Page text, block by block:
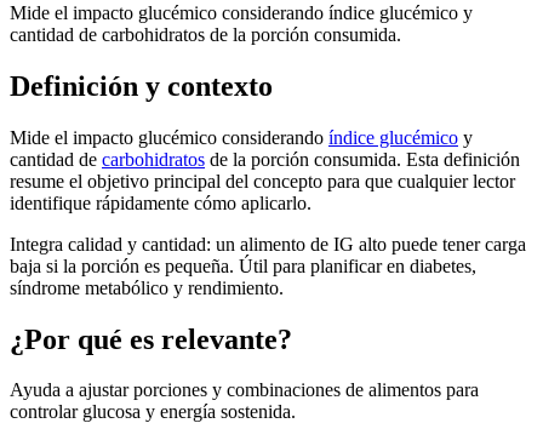
Mide el impacto glucémico considerando índice glucémico y
cantidad de carbohidratos de la porción consumida.
Definición y contexto
Mide el impacto glucémico considerando índice glucémico y
cantidad de carbohidratos de la porción consumida. Esta definición
resume el objetivo principal del concepto para que cualquier lector
identifique rápidamente cómo aplicarlo.
Integra calidad y cantidad: un alimento de IG alto puede tener carga
baja si la porción es pequeña. Útil para planificar en diabetes,
síndrome metabólico y rendimiento.
¿Por qué es relevante?
Ayuda a ajustar porciones y combinaciones de alimentos para
controlar glucosa y energía sostenida.